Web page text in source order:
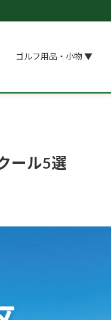
ゴルフ用品・小物 ▼
ール5選